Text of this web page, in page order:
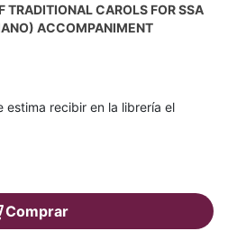
TRADITIONAL CAROLS FOR SSA
ACCOMPANIMENT
estima recibir en la librería el
Comprar